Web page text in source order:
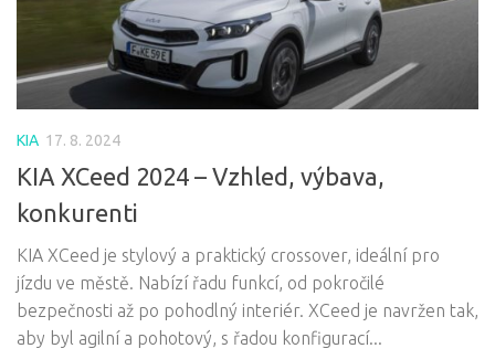
KIA 17. 8. 2024
KIA XCeed 2024 – Vzhled, výbava,
konkurenti
KIA XCeed je stylový a praktický crossover, ideální pro
jízdu ve městě. Nabízí řadu funkcí, od pokročilé
bezpečnosti až po pohodlný interiér. XCeed je navržen tak,
aby byl agilní a pohotový, s řadou konfigurací...